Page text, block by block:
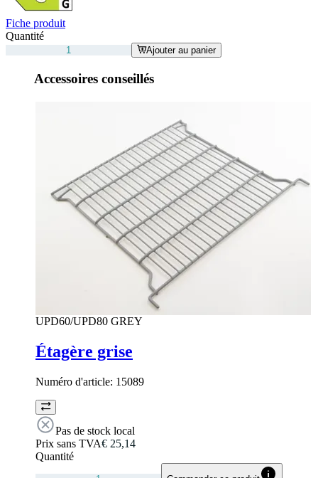
Fiche produit
Quantité
Ajouter au panier
Accessoires conseillés
UPD60/UPD80 GREY
Étagère grise
Numéro d'article: 15089
Pas de stock local
Prix sans TVA€ 25,14
Quantité